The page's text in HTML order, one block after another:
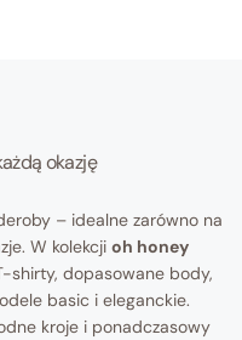
okazję
– idealne zarówno na
W kolekcji oh honey
shirty, dopasowane body,
basic i eleganckie.
kroje i ponadczasowy